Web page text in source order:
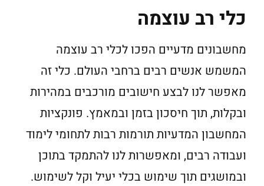
כלי רב עוצמה
מחשבונים מדעיים הפכו לכלי רב עוצמה
המשמש אנשים רבים ברחבי העולם. כלי זה
מאפשר לנו לבצע חישובים מורכבים במהירות
ובקלות, תוך חיסכון בזמן ובמאמץ. פונקציות
המחשבון המדעיות תורמות רבות לתחומי לימוד
ועבודה רבים, ומאפשרות לנו להתמקד בתוכן
ובמושגים תוך שימוש בכלי יעיל וקל לשימוש.